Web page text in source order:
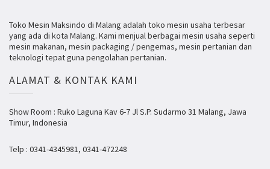
Toko Mesin Maksindo di Malang adalah toko mesin usaha terbesar
yang ada di kota Malang. Kami menjual berbagai mesin usaha seperti
mesin makanan, mesin packaging / pengemas, mesin pertanian dan
teknologi tepat guna pengolahan pertanian.
ALAMAT & KONTAK KAMI
Show Room : Ruko Laguna Kav 6-7 Jl S.P. Sudarmo 31 Malang, Jawa
Timur, Indonesia
Telp : 0341-4345981, 0341-472248